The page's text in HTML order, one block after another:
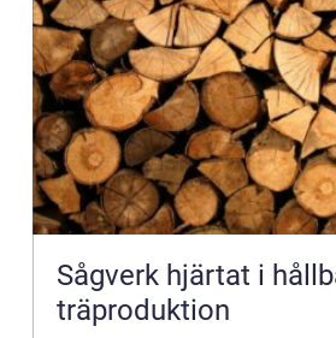
Sågverk hjärtat i hållbar svensk
träproduktion